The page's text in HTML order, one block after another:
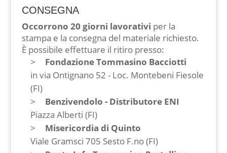
CONSEGNA
Occorrono 20 giorni lavorativi per la
stampa e la consegna del materiale richiesto.
È possibile effettuare il ritiro presso:
Fondazione Tommasino Bacciotti
in via Ontignano 52 - Loc. Montebeni Fiesole
(FI)
Benzivendolo - Distributore ENI
Piazza Alberti (FI)
Misericordia di Quinto
Viale Gramsci 705 Sesto F.no (FI)